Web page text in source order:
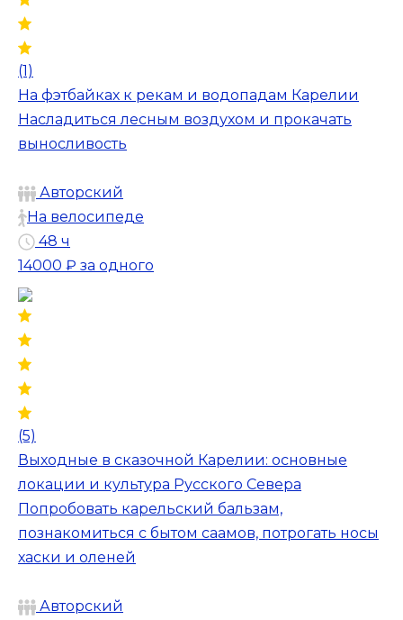
(1)
На фэтбайках к рекам и водопадам Карелии
Насладиться лесным воздухом и прокачать
выносливость
Авторский
На велосипеде
48 ч
14000 ₽ за одного
(5)
Выходные в сказочной Карелии: основные
локации и культура Русского Севера
Попробовать карельский бальзам,
познакомиться с бытом саамов, потрогать носы
хаски и оленей
Авторский